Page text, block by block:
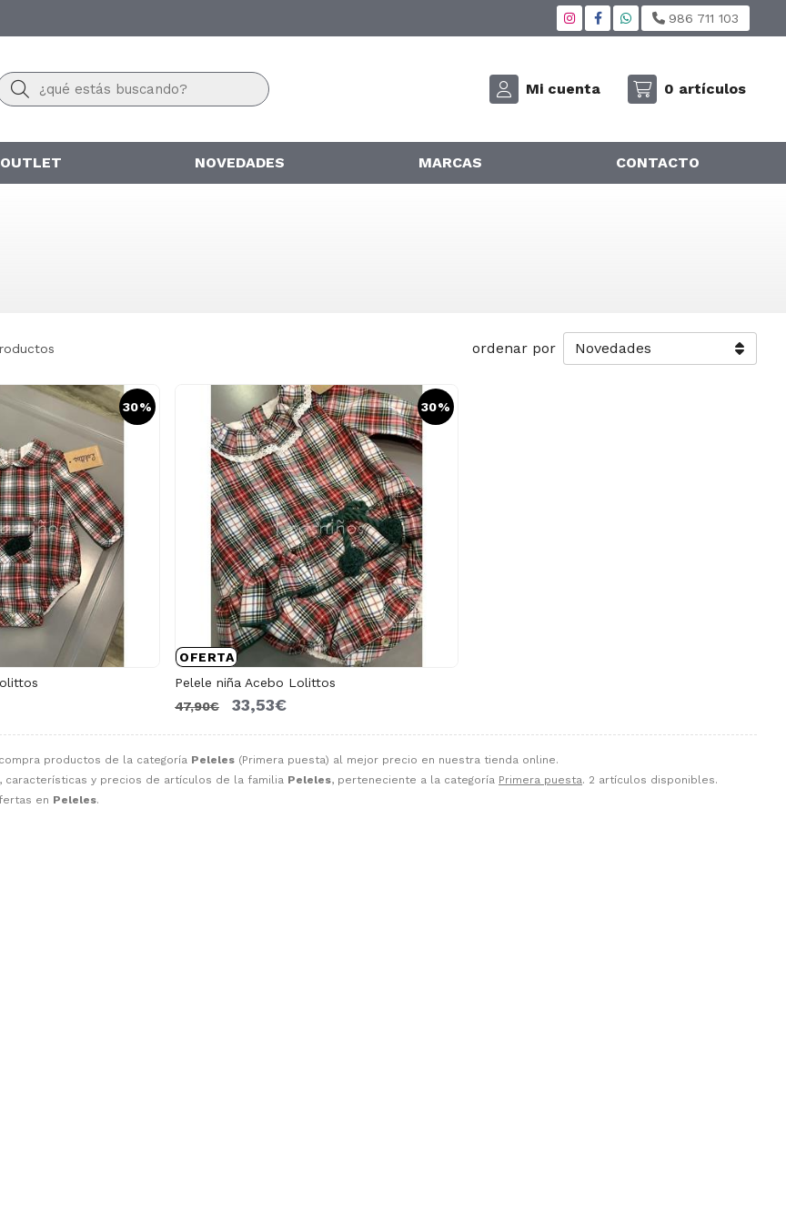
986 711 103
Buscar Mi cuenta 0 artículos
OUTLET NOVEDADES MARCAS CONTACTO
productos de la categoría Peleles (Primera puesta) al mejor precio en nuestra tienda online.
características y precios de artículos de la familia Peleles, perteneciente a la categoría Primera puesta. 2 artículos disponibles.
en Peleles.
ordenar por
30% 30%
OFERTA
Pelele niña Acebo Lolittos
47,90€
33,53€